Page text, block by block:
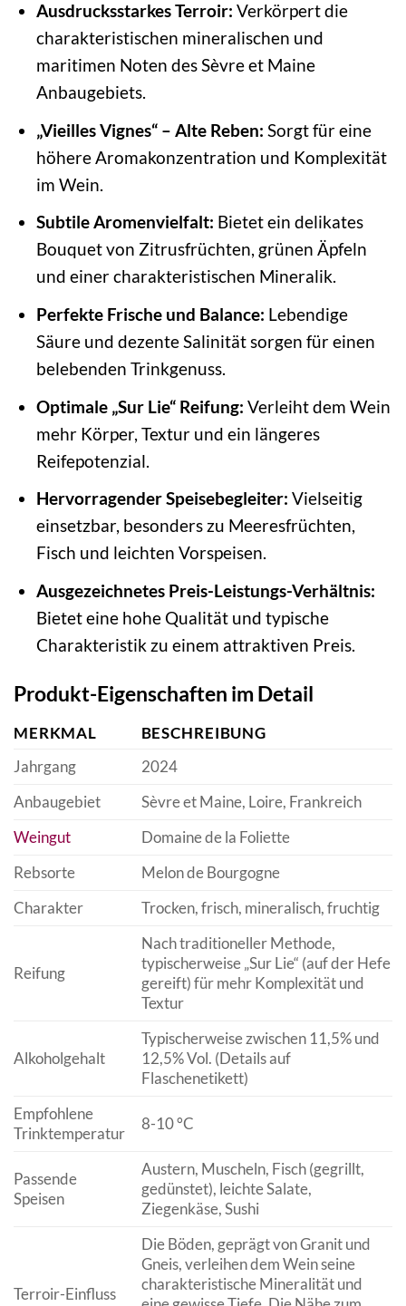
Ausdrucksstarkes Terroir: Verkörpert die
charakteristischen mineralischen und
maritimen Noten des Sèvre et Maine
Anbaugebiets.
„Vieilles Vignes“ – Alte Reben: Sorgt für eine
höhere Aromakonzentration und Komplexität
im Wein.
Subtile Aromenvielfalt: Bietet ein delikates
Bouquet von Zitrusfrüchten, grünen Äpfeln
und einer charakteristischen Mineralik.
Perfekte Frische und Balance: Lebendige
Säure und dezente Salinität sorgen für einen
belebenden Trinkgenuss.
Optimale „Sur Lie“ Reifung: Verleiht dem Wein
mehr Körper, Textur und ein längeres
Reifepotenzial.
Hervorragender Speisebegleiter: Vielseitig
einsetzbar, besonders zu Meeresfrüchten,
Fisch und leichten Vorspeisen.
Ausgezeichnetes Preis-Leistungs-Verhältnis:
Bietet eine hohe Qualität und typische
Charakteristik zu einem attraktiven Preis.
Produkt-Eigenschaften im Detail
MERKMAL
BESCHREIBUNG
Jahrgang
2024
Anbaugebiet
Sèvre et Maine, Loire, Frankreich
Weingut
Domaine de la Foliette
Rebsorte
Melon de Bourgogne
Charakter
Trocken, frisch, mineralisch, fruchtig
Reifung
Nach traditioneller Methode,
typischerweise „Sur Lie“ (auf der Hefe
gereift) für mehr Komplexität und
Textur
Alkoholgehalt
Typischerweise zwischen 11,5% und
12,5% Vol. (Details auf
Flaschenetikett)
Empfohlene
Trinktemperatur
8-10 °C
Passende
Speisen
Austern, Muscheln, Fisch (gegrillt,
gedünstet), leichte Salate,
Ziegenkäse, Sushi
Terroir-Einfluss
Die Böden, geprägt von Granit und
Gneis, verleihen dem Wein seine
charakteristische Mineralität und